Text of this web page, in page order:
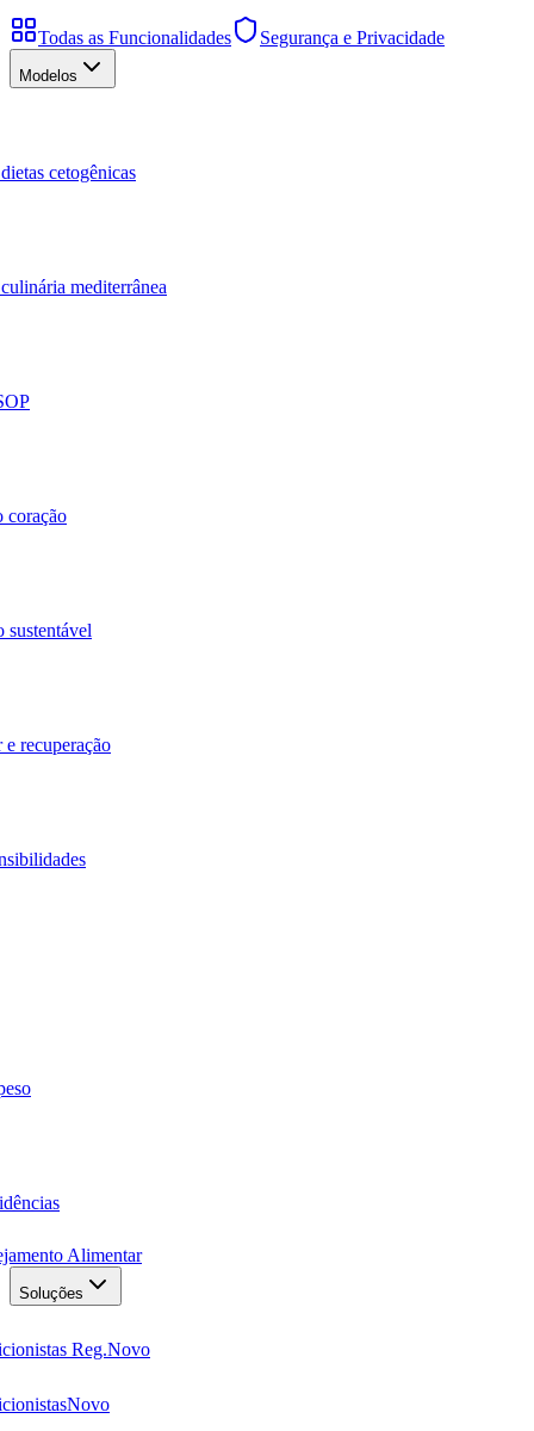
Todas as Funcionalidades Segurança e Privacidade
Modelos
cetogênicas
mediterrânea
coração
sustentável
recuperação
Alimentar
Soluções
Reg.Novo
Novo